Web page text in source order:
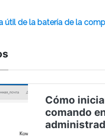
útil de la batería de la
Cómo
comando